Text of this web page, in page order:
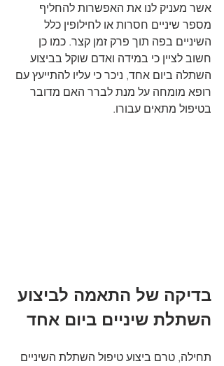
אשר מעניק לנו את האפשרות להחליף
מספר שיניים חסרות או לחילופין כלל
השיניים בפה תוך פרק זמן קצר. כמו כן
חשוב לציין כי במידה ואדם שוקל בביצוע
השתלה ביום אחד, ניכר כי עליו להתייעץ עם
רופא מומחה על מנת לברר האם מדובר
בטיפול מתאים עבורו.
בדיקה של התאמה לביצוע
השתלת שיניים ביום אחד
תחילה, טרם ביצוע טיפול השתלת השיניים